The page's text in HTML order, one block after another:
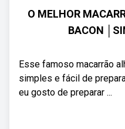
O MELHOR
BACON
Esse famoso macarrão
simples e fácil de
eu gosto de preparar ...